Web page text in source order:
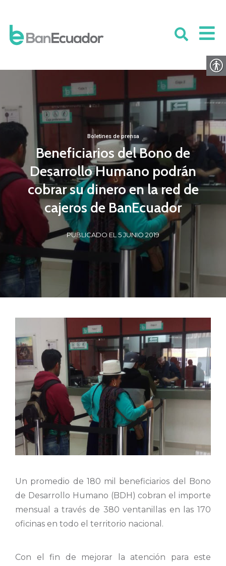
Boletines de prensa
Beneficiarios del Bono de
Desarrollo Humano podrán
cobrar su dinero en la red de
cajeros de BanEcuador
PUBLICADO EL 5 JUNIO 2019
Un promedio de 180 mil beneficiarios del Bono
de Desarrollo Humano (BDH) cobran el importe
mensual a través de 380 ventanillas en las 170
oficinas en todo el territorio nacional.
Con el fin de mejorar la atención para este